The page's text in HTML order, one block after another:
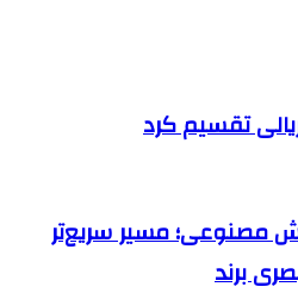
مصنوعی؛ مسیر سریع‌تر
برند